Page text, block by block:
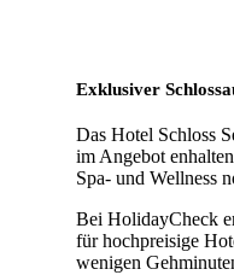
Exklusiver
Das Hotel Schloss
im Angebot
Spa- und Wellness
Bei HolidayCheck
für hochpreisige
wenigen